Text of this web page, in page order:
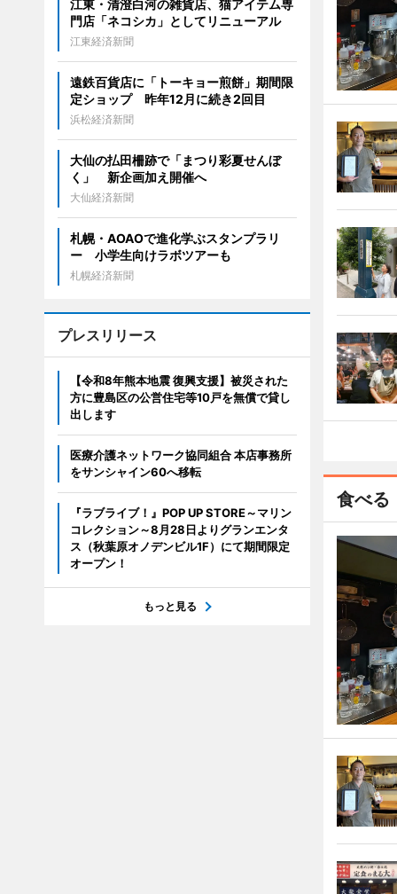
食べる
江東・清澄白河の雑貨店、猫アイテム専
門店「ネコシカ」としてリニューアル
江東経済新聞
遠鉄百貨店に「トーキョー煎餅」期間限
定ショップ 昨年12月に続き2回目
浜松経済新聞
大仙の払田柵跡で「まつり彩夏せんぼ
く」 新企画加え開催へ
大仙経済新聞
札幌・AOAOで進化学ぶスタンプラリ
ー 小学生向けラボツアーも
札幌経済新聞
プレスリリース
【令和8年熊本地震 復興支援】被災された
方に豊島区の公営住宅等10戸を無償で貸し
出します
医療介護ネットワーク協同組合 本店事務所
をサンシャイン60へ移転
『ラブライブ！』POP UP STORE～マリン
コレクション～8月28日よりグランエンタ
ス（秋葉原オノデンビル1F）にて期間限定
オープン！
もっと見る